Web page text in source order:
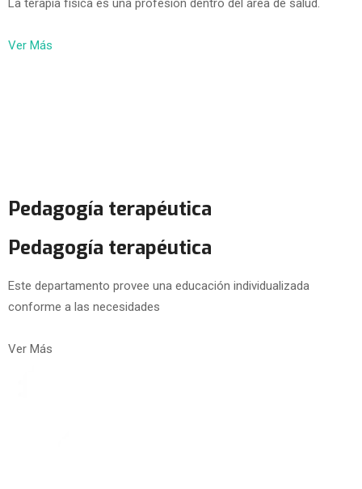
La terapia física es una profesión dentro del área de salud.
Ver Más
Pedagogía terapéutica
Pedagogía terapéutica
Este departamento provee una educación individualizada
conforme a las necesidades
Ver Más